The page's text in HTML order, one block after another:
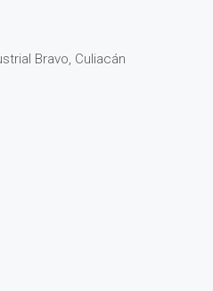
Bravo, Culiacán